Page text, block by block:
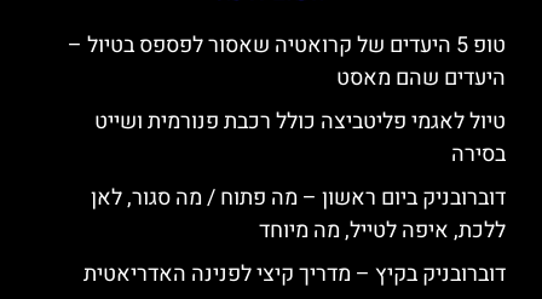
טופ 5 היעדים של קרואטיה שאסור לפספס בטיול –
היעדים שהם מאסט
טיול לאגמי פליטביצה כולל רכבת פנורמית ושייט
בסירה
דוברובניק ביום ראשון – מה פתוח / מה סגור, לאן
ללכת, איפה לטייל, מה מיוחד
דוברובניק בקיץ – מדריך קיצי לפנינה האדריאטית